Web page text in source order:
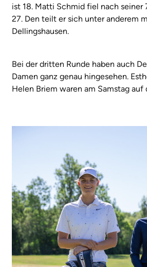
ist 18. Matti Schmid fiel nach seiner
27. Den teilt er sich unter anderem
Dellingshausen.
Bei der dritten Runde haben auch
Damen ganz genau hingesehen.
Helen Briem waren am Samstag auf